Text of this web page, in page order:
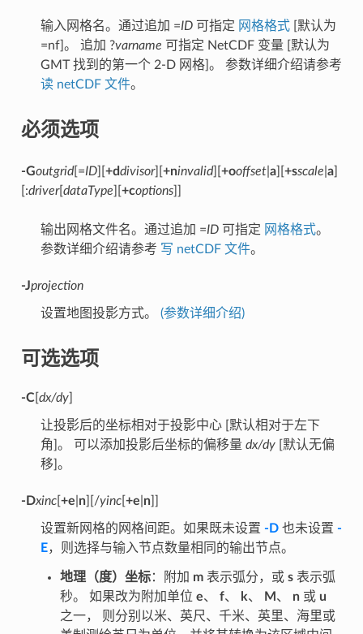
输入网格名。通过追加 =ID可指定 网格格式[默认为
=nf]。 追加 ?varname 可指定 NetCDF 变量 [默认为
GMT 找到的第一个 2-D 网格]。 参数详细介绍请参考
读 netCDF 文件。
必须选项
-Goutgrid[=ID][ +ddivisor][ +ninvalid][ +ooffset| a][ +sscale a]
[:driver[ dataType +coptions]]
输出网格文件名。通过追加 =ID可指定 网格格式。
参数详细介绍请参考 写 netCDF 文件。
-Jprojection
设置地图投影方式。 (参数详细介绍)
可选选项
-C[ dx/dy]
让投影后的坐标相对于投影中心 [默认相对于左下
角]。 可以添加投影后坐标的偏移量 dx/dy[默认无偏
移]。
-Dxinc[ +e n][/yinc[ +e n]]
设置新网格的网格间距。如果既未设置 -D也未设置 -
E，则选择与输入节点数量相同的输出节点。
地理（度）坐标：附加 m表示弧分，或 s表示弧
秒。 如果改为附加单位 e、 f、 k、 M 、 n或 u
之一， 则分别以米、英尺、千米、英里、海里或